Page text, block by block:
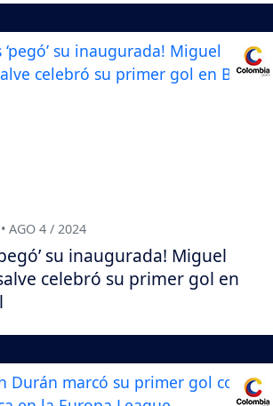
AGO 4 / 2024
su inaugurada! Miguel
celebró su primer gol en